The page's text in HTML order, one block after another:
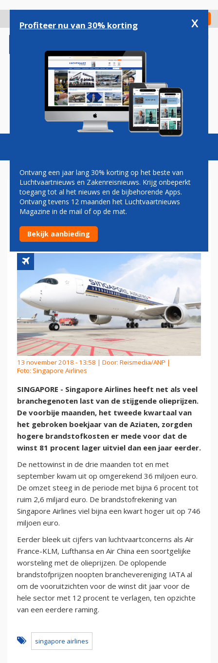
gaan
Check in
Magazine Podcasts Vacatures
OOK SINGAPORE AIRLINES
HEEFT LAST VAN HOGE
BRANDSTOFPRIJZEN
13 november 2018 - 13:58 | Door: Reismedia/ANP |
Foto: Singapore Airlines
SINGAPORE - Singapore Airlines heeft net als veel
branchegenoten last van de stijgende olieprijzen.
De voorbije maanden, het tweede kwartaal van
het gebroken boekjaar van de Aziaten, zorgden
hogere brandstofkosten er mede voor dat de
winst 81 procent lager uitviel dan een jaar eerder.
De nettowinst in de drie maanden tot en met
september kwam uit op omgerekend 36 miljoen euro.
De omzet steeg in de periode met bijna 6 procent tot
ruim 2,6 miljard euro. De brandstofrekening van
Singapore Airlines viel bijna een kwart hoger uit op 746
miljoen euro.
Eerder bleek uit cijfers van luchtvaartconcerns als Air
France-KLM, Lufthansa en Air China een soortgelijke
worsteling met de olieprijzen. De oplopende
brandstofprijzen noopten branchevereniging IATA al
om de vooruitzichten voor de winst dit jaar voor de
hele sector met 12 procent te verlagen, ten opzichte
van een eerdere raming.
singapore airlines
Profiteer nu van 30% korting x
Ontvang een jaar lang 30% korting op het beste van
Luchtvaartnieuws en Zakenreisnieuws. Krijg onbeperkt
toegang tot al het nieuws en de bijbehorende Apps.
Ontvang tevens 12 maanden het Luchtvaartnieuws
Magazine in de mail of op de mat.
Bekijk aanbieding